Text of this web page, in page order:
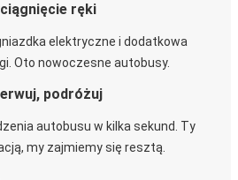
ręki
elektryczne i dodatkowa
Oto nowoczesne autobusy.
podróżuj
autobusu w kilka sekund. Ty
my zajmiemy się resztą.